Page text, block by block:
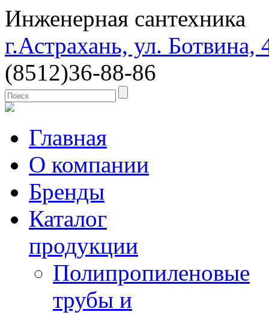
Инженерная сантехника
г.Астрахань, ул. Ботвина,
(8512)36-88-86
Главная
О компании
Бренды
Каталог
продукции
Полипропиленовые
трубы и